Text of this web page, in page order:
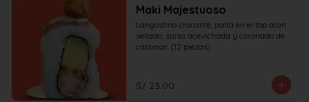
Maki Majestuoso
Langostino crocante, palta en el top atún
sellado, salsa acevichada y coronado de
calamar. (12 piezas)
S/ 23.00